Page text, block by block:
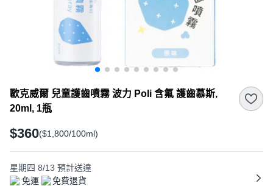
歐克威爾 兒童護齒噴霧 波力 Poli 含氟 護齒慕斯,
20ml, 1瓶
$360($1,800/100ml)
星期四 8/13 預計送達
免運
免費退貨